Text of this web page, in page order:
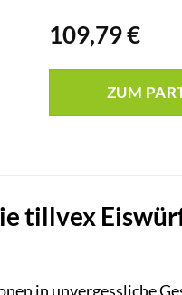
109,79€
ZUM
tillvex
in unvergessliche